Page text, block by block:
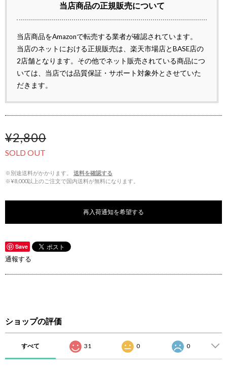
当店商品の正規販売について
当店商品をAmazonで転売する業者が確認されています。
当店のネットにおける正規販売は、楽天市場店とBASE店の
2店舗となります。その他でネット販売されている商品につ
いては、当店では品質保証・サポート対象外とさせていた
だきます。
¥2,800
SOLD OUT
※別途送料がかかります。
送料を確認する
※¥8,000以上のご注文で国内送料が無料になります。
再入荷通知を希望する
Save
通報する
ショップの評価
すべて 31 0 0